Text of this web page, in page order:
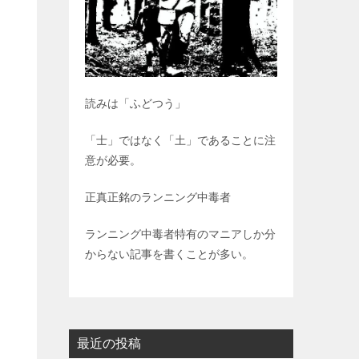
読みは「ふどつう」
「士」ではなく「土」であることに注
意が必要。
正真正銘のランニング中毒者
ランニング中毒者特有のマニアしか分
からない記事を書くことが多い。
最近の投稿